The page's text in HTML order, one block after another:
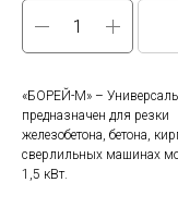
«БОРЕЙ-М» –
предназначен для резки
железобетона, бетона,
сверлильных машинах
1,5 кВт.